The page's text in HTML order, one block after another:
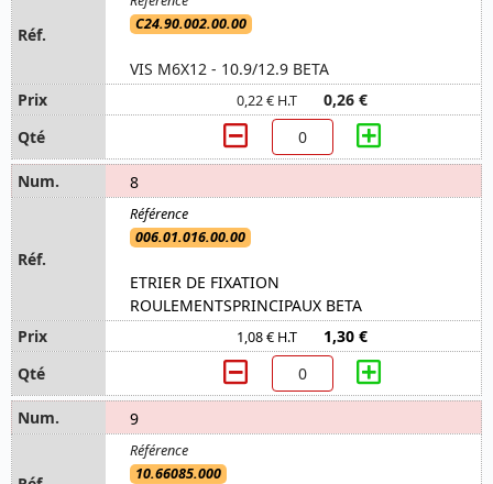
C24.90.002.00.00
VIS M6X12 - 10.9/12.9 BETA
0,22 € H.T 0,26 €
8
006.01.016.00.00
ETRIER DE FIXATION
ROULEMENTSPRINCIPAUX BETA
1,08 € H.T 1,30 €
9
10.66085.000